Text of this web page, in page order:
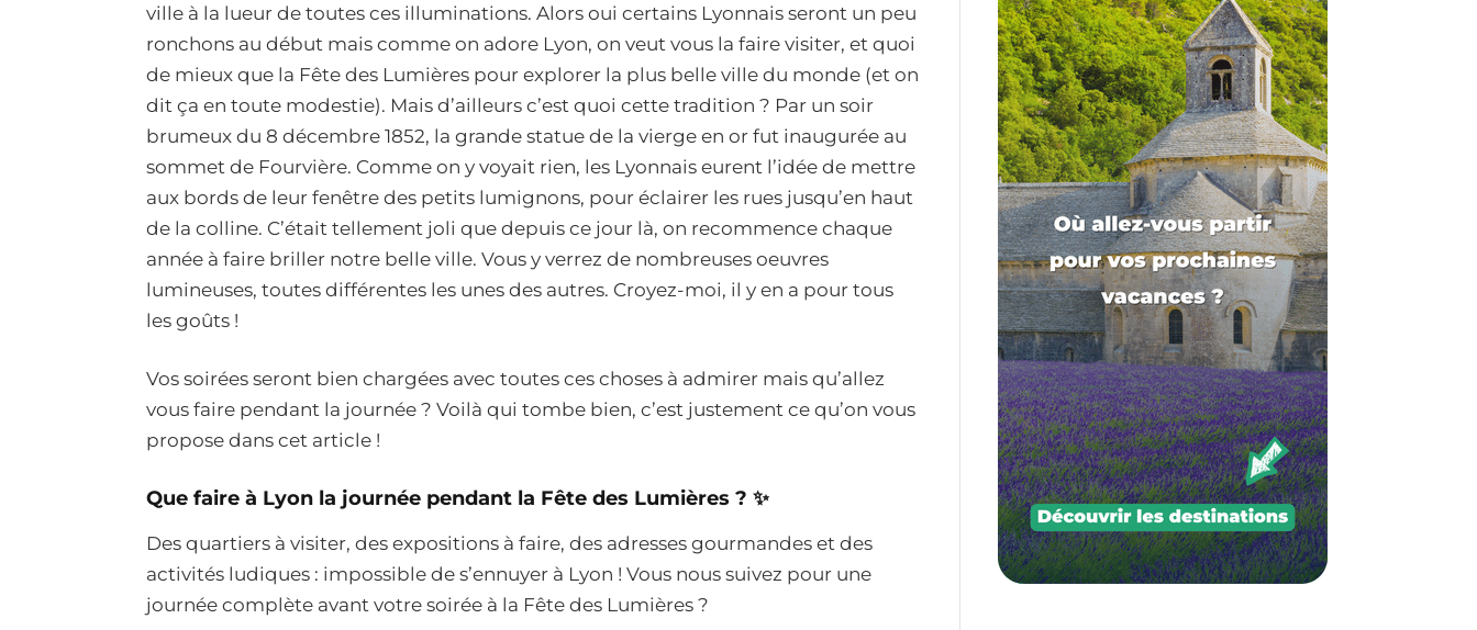
ville à la lueur de toutes ces illuminations. Alors oui certains Lyonnais seront un peu
ronchons au début mais comme on adore Lyon, on veut vous la faire visiter, et quoi
de mieux que la Fête des Lumières pour explorer la plus belle ville du monde (et on
dit ça en toute modestie). Mais d’ailleurs c’est quoi cette tradition ? Par un soir
brumeux du 8 décembre 1852, la grande statue de la vierge en or fut inaugurée au
sommet de Fourvière. Comme on y voyait rien, les Lyonnais eurent l’idée de mettre
aux bords de leur fenêtre des petits lumignons, pour éclairer les rues jusqu’en haut
de la colline. C’était tellement joli que depuis ce jour là, on recommence chaque
année à faire briller notre belle ville. Vous y verrez de nombreuses oeuvres
lumineuses, toutes différentes les unes des autres. Croyez-moi, il y en a pour tous
les goûts !
Vos soirées seront bien chargées avec toutes ces choses à admirer mais qu’allez
vous faire pendant la journée ? Voilà qui tombe bien, c’est justement ce qu’on vous
propose dans cet article !
Que faire à Lyon la journée pendant la Fête des Lumières ? ✨
Des quartiers à visiter, des expositions à faire, des adresses gourmandes et des
activités ludiques : impossible de s’ennuyer à Lyon ! Vous nous suivez pour une
journée complète avant votre soirée à la Fête des Lumières ?